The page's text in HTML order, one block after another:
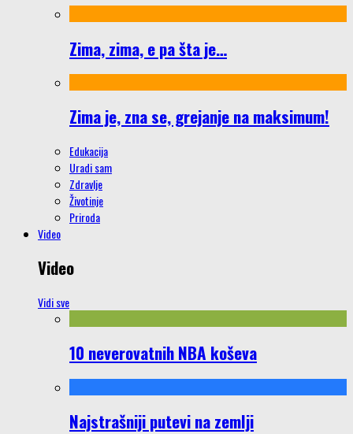
Zima, zima, e pa šta je…
Zima je, zna se, grejanje na maksimum!
Edukacija
Uradi sam
Zdravlje
Životinje
Priroda
Video
Video
Vidi sve
10 neverovatnih NBA koševa
Najstrašniji putevi na zemlji